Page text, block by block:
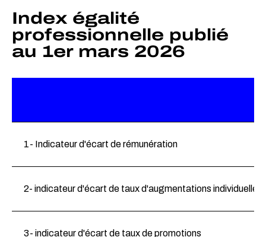
Index égalité
professionnelle publié
au 1er mars 2026
1- Indicateur d'écart de rémunération
2- indicateur d'écart de taux d'augmentations individuelles
3- indicateur d'écart de taux de promotions